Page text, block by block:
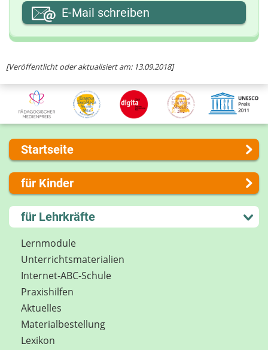
[Veröffentlicht oder aktualisiert am: 13.09.2018]
Ihre E-Mail-Adresse
E-Mail schreiben
Startseite
Über uns
Presse
Kontakt
Impressum
Internet-ABC Sitemap
Barrierefreiheit
Länderprojekte
für Kinder
Lernen und Schule
Hobby und Freizeit
Spiel und Spaß
Mitreden und Mitmachen
Lexikon
Datenschutz
Newsletter
für Lehrkräfte
Lernmodule
Unterrichts­materialien
Internet-ABC-Schule
Praxishilfen
Aktuelles
Materialbestellung
Lexikon